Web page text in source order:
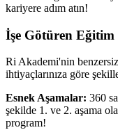
kariyere adım atın!
İşe Götüren
Ri Akademi'nin
ihtiyaçlarınıza göre
Esnek Aşamalar: 360
şekilde 1. ve 2. aşama
program!